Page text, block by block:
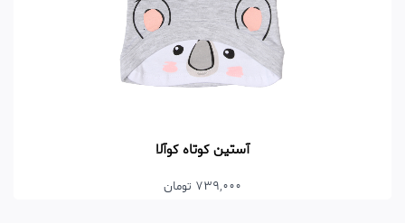
آستین کوتاه کوآلا
739,000 تومان